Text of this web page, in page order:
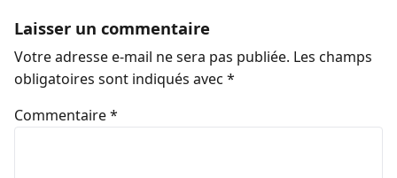
Laisser un commentaire
Votre adresse e-mail ne sera pas publiée. Les champs
obligatoires sont indiqués avec *
Commentaire*